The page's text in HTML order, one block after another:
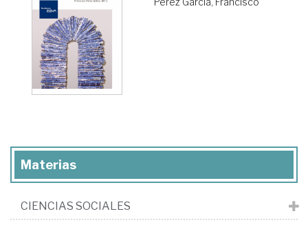
Materias
CIENCIAS SOCIALES